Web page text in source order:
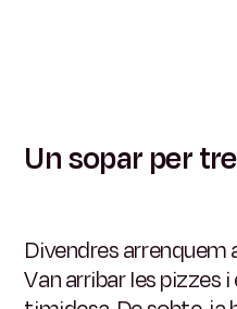
Un sopar per
Divendres arrenquem
Van arribar les pizzes